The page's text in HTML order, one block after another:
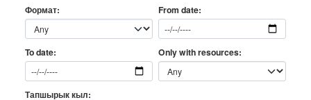
Формат From date
To date Only with resources
Тапшырык кыл